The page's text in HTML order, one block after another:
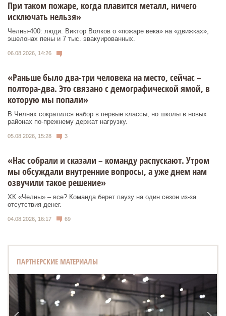
При таком пожаре, когда плавится металл, ничего
исключать нельзя»
Челны-400: люди. Виктор Волков о «пожаре века» на «движках»,
эшелонах пены и 7 тыс. эвакуированных.
06.08.2026, 14:26
«Раньше было два-три человека на место, сейчас –
полтора-два. Это связано с демографической ямой, в
которую мы попали»
В Челнах сократился набор в первые классы, но школы в новых
районах по-прежнему держат нагрузку.
05.08.2026, 15:28 3
«Нас собрали и сказали – команду распускают. Утром
мы обсуждали внутренние вопросы, а уже днем нам
озвучили такое решение»
ХК «Челны» – все? Команда берет паузу на один сезон из-за
отсутствия денег.
04.08.2026, 16:17 69
ПАРТНЕРСКИЕ МАТЕРИАЛЫ